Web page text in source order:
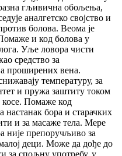
гљивична обољења,
аналгетско својство и
болова. Веома је
и код болова у
Уље ловора чисти
средство за
проширених вена.
температуру, за
и пружа заштиту током
косе. Помаже код
настанак бора и старачких
и за масаже тела. Мере
није препоручљиво за
деци. Може да дође до